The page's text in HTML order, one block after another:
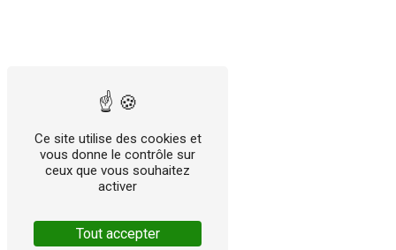
Ce site utilise des cookies et
vous donne le contrôle sur
ceux que vous souhaitez
activer
Tout accepter